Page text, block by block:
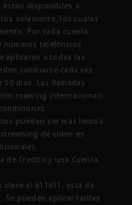
están disponibles a
solamente, los cuales
Por cada cuenta
números telefónicos
aplicarán a todas las
cambiarse cada vez
días. Las llamadas
roaming internacional).
pueden ser más lentos
de video es
de Credito y una Cuenta,
al 611611, está de
Se pueden aplicar tarifas